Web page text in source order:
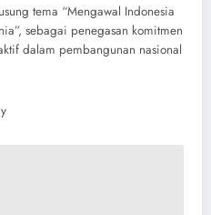
tema “Mengawal Indonesia
sebagai penegasan komitmen
dalam pembangunan nasional